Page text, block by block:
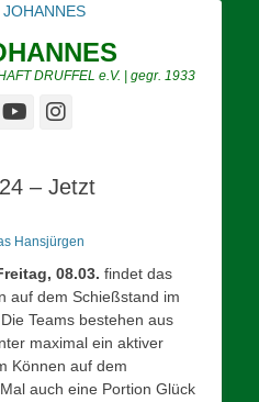
DRUFFEL e.V. | gegr. 1933
YouTube
Instagram
– Jetzt
Hansjürgen
08.03. findet das
auf dem Schießstand im
Teams bestehen aus
maximal ein aktiver
Können auf dem
auch eine Portion Glück